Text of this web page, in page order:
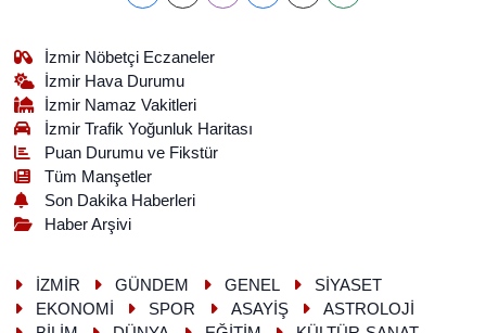
İzmir Nöbetçi Eczaneler
İzmir Hava Durumu
İzmir Namaz Vakitleri
İzmir Trafik Yoğunluk Haritası
Puan Durumu ve Fikstür
Tüm Manşetler
Son Dakika Haberleri
Haber Arşivi
İZMİR GÜNDEM GENEL
SİYASET
EKONOMİ
SPOR ASAYİŞ
ASTROLOJİ